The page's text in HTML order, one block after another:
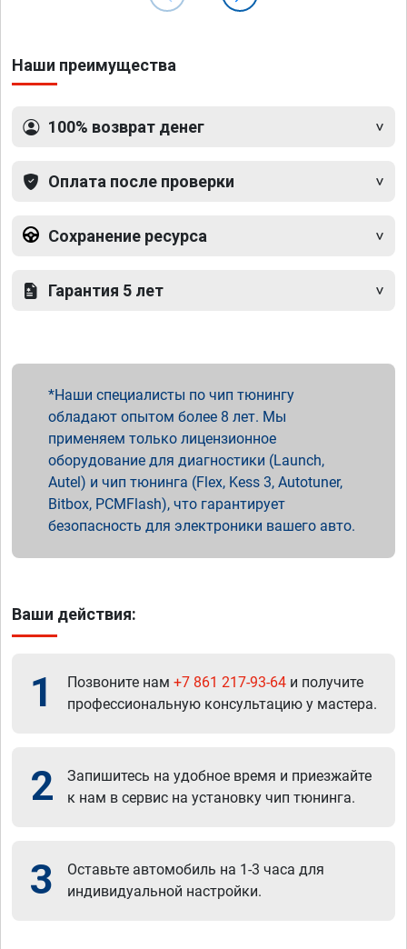
Наши преимущества
100% возврат денег
Оплата после проверки
Сохранение ресурса
Гарантия 5 лет
Наши специалисты по чип тюнингу
обладают опытом более 8 лет. Мы
применяем только лицензионное
оборудование для диагностики (Launch,
Autel) и чип тюнинга (Flex, Kess 3, Autotuner,
Bitbox, PCMFlash), что гарантирует
безопасность для электроники вашего авто.
Ваши действия:
1 Позвоните нам +7 861 217-93-64 и получите
профессиональную консультацию у мастера.
2
Запишитесь на удобное время и приезжайте
к нам в сервис на установку чип тюнинга.
3
Оставьте автомобиль на 1-3 часа для
индивидуальной настройки.